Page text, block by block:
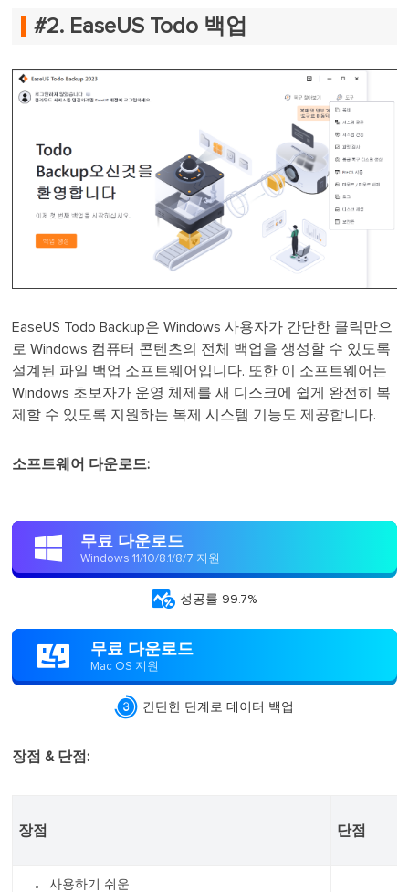
#2. EaseUS Todo 백업
EaseUS Todo Backup은 Windows 사용자가 간단한 클릭만으
로 Windows 컴퓨터 콘텐츠의 전체 백업을 생성할 수 있도록
설계된 파일 백업 소프트웨어입니다. 또한 이 소프트웨어는
Windows 초보자가 운영 체제를 새 디스크에 쉽게 완전히 복
제할 수 있도록 지원하는 복제 시스템 기능도 제공합니다.
소프트웨어 다운로드:
 무료 다운로드
Windows 11/10/8.1/8/7 지원
 성공률 99.7%
 무료 다운로드
Mac OS 지원
 간단한 단계로 데이터 백업
장점 & 단점:
장점 단점
사용하기 쉬운